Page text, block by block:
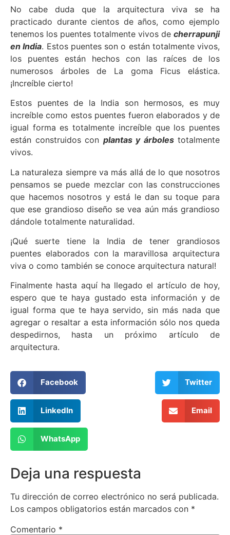
No cabe duda que la arquitectura viva se ha
practicado durante cientos de años, como ejemplo
tenemos los puentes totalmente vivos de cherrapunji
en India. Estos puentes son o están totalmente vivos,
los puentes están hechos con las raíces de los
numerosos árboles de La goma Ficus elástica.
¡Increíble cierto!
Estos puentes de la India son hermosos, es muy
increíble como estos puentes fueron elaborados y de
igual forma es totalmente increíble que los puentes
están construidos con plantas y árbolestotalmente
vivos.
La naturaleza siempre va más allá de lo que nosotros
pensamos se puede mezclar con las construcciones
que hacemos nosotros y está le dan su toque para
que ese grandioso diseño se vea aún más grandioso
dándole totalmente naturalidad.
¡Qué suerte tiene la India de tener grandiosos
puentes elaborados con la maravillosa arquitectura
viva o como también se conoce arquitectura natural!
Finalmente hasta aquí ha llegado el artículo de hoy,
espero que te haya gustado esta información y de
igual forma que te haya servido, sin más nada que
agregar o resaltar a esta información sólo nos queda
despedirnos, hasta un próximo artículo de
arquitectura.
Facebook Twitter
LinkedIn Email
WhatsApp
Deja una respuesta
Tu dirección de correo electrónico no será publicada.
Los campos obligatorios están marcados con *
Comentario *